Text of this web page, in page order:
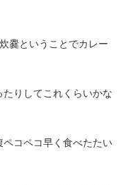
爨ということでカレー
りしてこれくらいかな
コペコ早く食べたたい